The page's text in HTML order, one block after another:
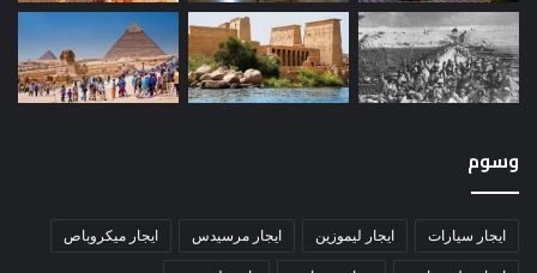
وسوم
ايجار سيارات ايجار ليموزين ايجار مرسيدس ايجار ميكروباص